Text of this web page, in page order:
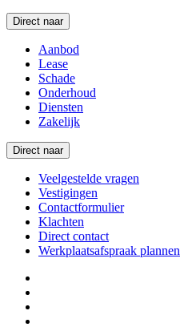
Direct naar
Aanbod
Lease
Schade
Onderhoud
Diensten
Zakelijk
Direct naar
Veelgestelde vragen
Vestigingen
Contactformulier
Klachten
Direct contact
Werkplaatsafspraak plannen